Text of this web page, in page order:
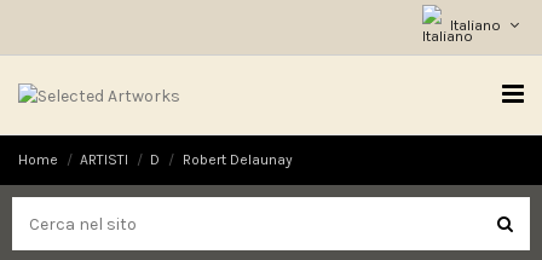
Italiano
Home ARTISTI D Robert Delaunay